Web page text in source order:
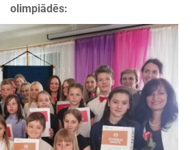
olimpiādēs: